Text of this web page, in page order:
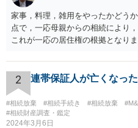
家事，料理，雑用をやったかどう
点で，一応母親からの相続により
これが一応の居住権の根拠となり
2 連帯保証人が亡くなっ
#相続放棄 #相続手続き #相続放棄
#相続財産調査・鑑定
2024年3月6日